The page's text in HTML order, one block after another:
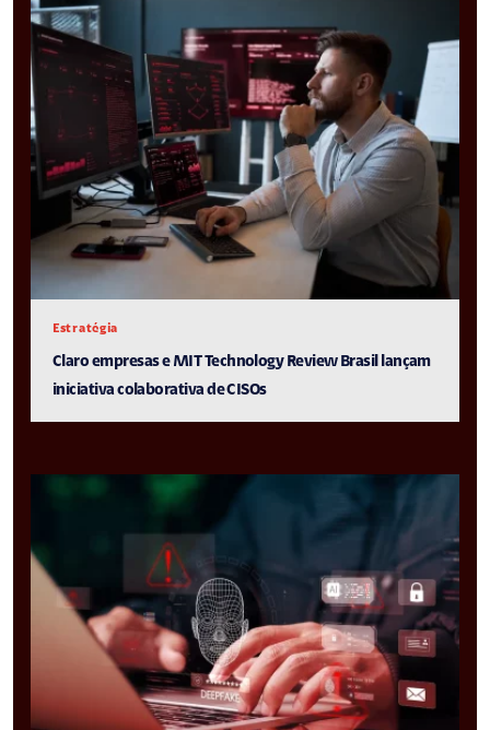
Estratégia
Claro empresas e MIT Technology Review Brasil lançam
iniciativa colaborativa de CISOs